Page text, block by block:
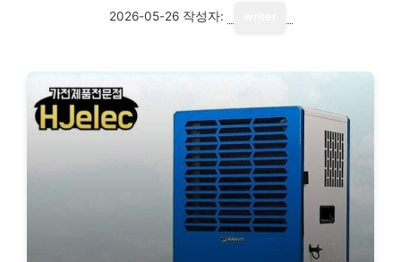
2026-05-26 작성자: